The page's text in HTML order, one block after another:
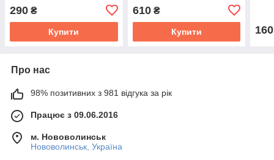
(19733)
290 ₴
Купити
610₴
Купити 160
Про нас
98% позитивних з 981 відгука за рік
Працює з 09.06.2016
м. Нововолинськ
Нововолинськ, Україна